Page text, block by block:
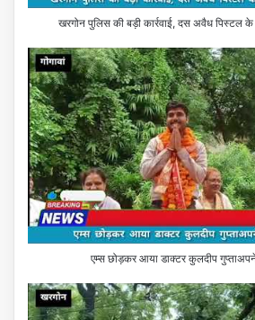
खरगोन पुलिस की बड़ी कार्रवाई, दस अवैध पिस्टल के
एम्स छोड़कर आया डाक्टर कुलदीप